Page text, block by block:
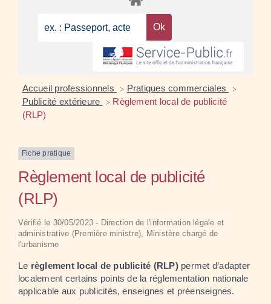
Accueil professionnels > Pratiques commerciales >
Publicité extérieure > Règlement local de publicité
(RLP)
Fiche pratique
Règlement local de publicité
(RLP)
Vérifié le 30/05/2023 - Direction de l'information légale et
administrative (Première ministre), Ministère chargé de
l'urbanisme
Le règlement local de publicité (RLP)permet d’adapter
localement certains points de la réglementation nationale
applicable aux publicités, enseignes et préenseignes.